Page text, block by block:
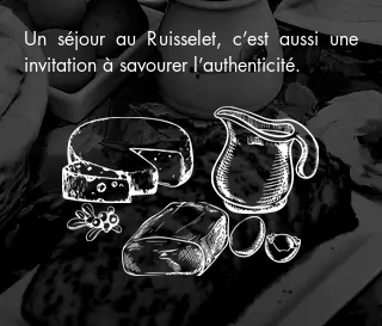
Un séjour au Ruisselet, c’est aussi une
invitation à savourer l’authenticité.